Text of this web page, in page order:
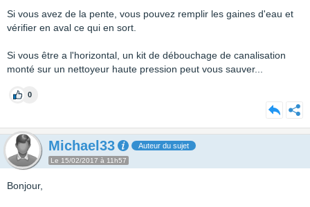
Si vous avez de la pente, vous pouvez remplir les gaines d'eau et
vérifier en aval ce qui en sort.
Si vous être a l'horizontal, un kit de débouchage de canalisation
monté sur un nettoyeur haute pression peut vous sauver...
0
Michael33 Auteur du sujet
Le 15/02/2017 à 11h57
Bonjour,